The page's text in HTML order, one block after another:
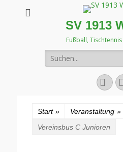
SV 1913
Fußball,
Suchen
nach:
Start » Veranstaltung »
Vereinsbus C Junioren